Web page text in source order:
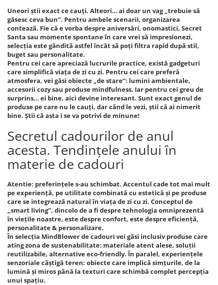
Uneori știi exact ce cauți. Alteori… ai doar un vag „trebuie să
găsesc ceva bun”. Pentru ambele scenarii, organizarea
contează. Fie că e vorba despre aniversări, onomastici, Secret
Santa sau momente spontane în care vrei să impresionezi,
selecția este gândită astfel încât să poți filtra rapid după stil,
buget sau personalitate.
Pentru cei care apreciază lucrurile practice, există gadgeturi
care simplifică viața de zi cu zi. Pentru cei care preferă
atmosfera, vei găsi obiecte „de stare”: lumini ambientale,
accesorii cozy sau produse mindfulness. Iar pentru cei greu de
surprins… ei bine, aici devine interesant. Sunt exact genul de
produse pe care nu le cauți, dar când le vezi, știi că ai nimerit
bine. Știi că asta i se va potrivi de minune!
Secretul cadourilor de anul
acesta. Tendințele anului în
materie de cadouri
Atentie: preferințele s-au schimbat. Accentul cade tot mai mult
pe experiență, pe utilitate combinată cu estetică și pe produse
care se integrează natural în viața de zi cu zi. Conceptul de
„smart living”, dincolo de a fi despre tehnologia omniprezentă
în viețile noastre, este despre confort, este despre eficiență,
personalitate & personalizare.
În selecția MindBlower de cadouri vei găsi inclusiv produse care
ating zona de sustenabilitate: materiale atent alese, soluții
reutilizabile, alternative eco-friendly. În paralel, experiențele
senzoriale câștigă teren: obiecte care implică simțurile, de la
lumină și miros până la texturi care schimbă complet percepția
unui spațiu.